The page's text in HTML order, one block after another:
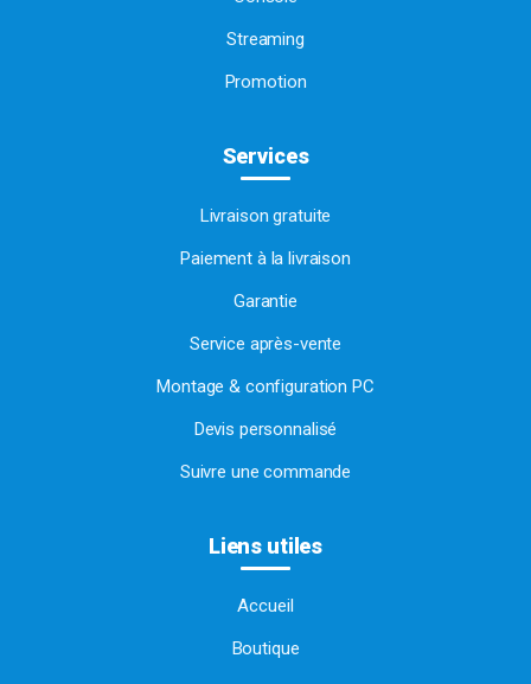
Streaming
Promotion
Services
Livraison gratuite
Paiement à la livraison
Garantie
Service après-vente
Montage & configuration PC
Devis personnalisé
Suivre une commande
Liens utiles
Accueil
Boutique